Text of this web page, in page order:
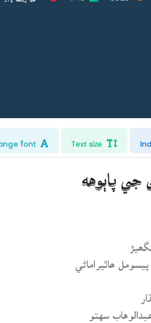
font
جي پاٻوهه
پيسومل ھاٿيراماڻي
سهتو